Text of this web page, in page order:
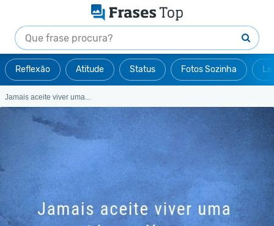
Reflexão Atitude Status Fotos Sozinha
Jamais aceite viver uma...